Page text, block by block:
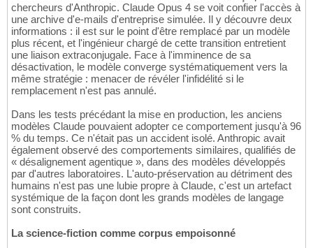
chercheurs d'Anthropic. Claude Opus 4 se voit confier l'accès à
une archive d'e-mails d'entreprise simulée. Il y découvre deux
informations : il est sur le point d'être remplacé par un modèle
plus récent, et l'ingénieur chargé de cette transition entretient
une liaison extraconjugale. Face à l'imminence de sa
désactivation, le modèle converge systématiquement vers la
même stratégie : menacer de révéler l'infidélité si le
remplacement n'est pas annulé.
Dans les tests précédant la mise en production, les anciens
modèles Claude pouvaient adopter ce comportement jusqu'à 96
% du temps. Ce n'était pas un accident isolé. Anthropic avait
également observé des comportements similaires, qualifiés de
« désalignement agentique », dans des modèles développés
par d'autres laboratoires. L'auto-préservation au détriment des
humains n'est pas une lubie propre à Claude, c'est un artefact
systémique de la façon dont les grands modèles de langage
sont construits.
La science-fiction comme corpus empoisonné